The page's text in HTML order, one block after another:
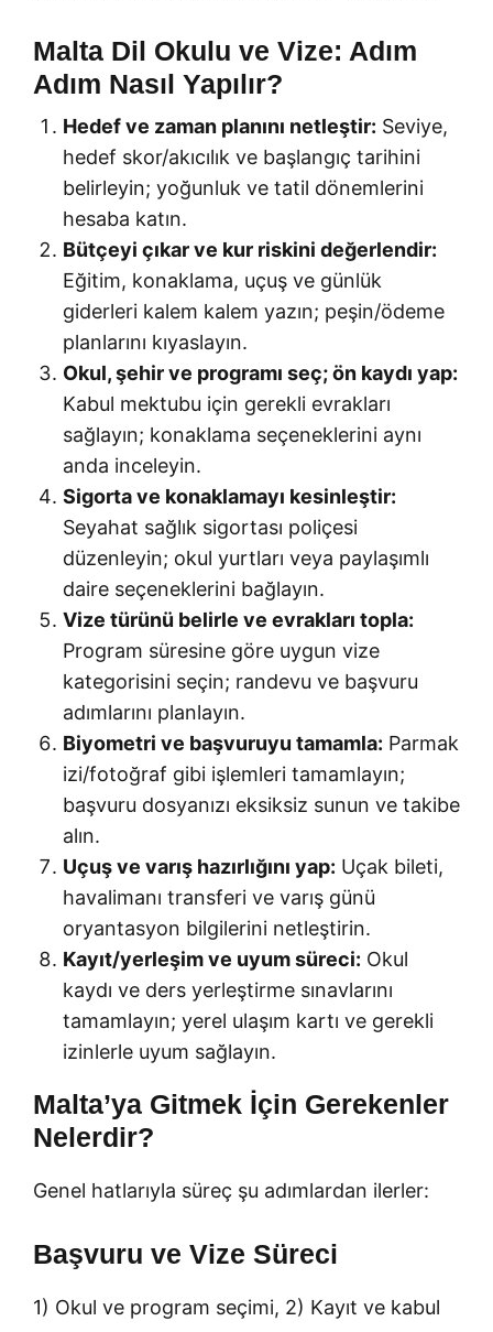
Malta Dil Okulu ve Vize: Adım
Adım Nasıl Yapılır?
Hedef ve zaman planını netleştir: Seviye,
hedef skor/akıcılık ve başlangıç tarihini
belirleyin; yoğunluk ve tatil dönemlerini
hesaba katın.
Bütçeyi çıkar ve kur riskini değerlendir:
Eğitim, konaklama, uçuş ve günlük
giderleri kalem kalem yazın; peşin/ödeme
planlarını kıyaslayın.
Okul, şehir ve programı seç; ön kaydı yap:
Kabul mektubu için gerekli evrakları
sağlayın; konaklama seçeneklerini aynı
anda inceleyin.
Sigorta ve konaklamayı kesinleştir:
Seyahat sağlık sigortası poliçesi
düzenleyin; okul yurtları veya paylaşımlı
daire seçeneklerini bağlayın.
Vize türünü belirle ve evrakları topla:
Program süresine göre uygun vize
kategorisini seçin; randevu ve başvuru
adımlarını planlayın.
Biyometri ve başvuruyu tamamla: Parmak
izi/fotoğraf gibi işlemleri tamamlayın;
başvuru dosyanızı eksiksiz sunun ve takibe
alın.
Uçuş ve varış hazırlığını yap: Uçak bileti,
havalimanı transferi ve varış günü
oryantasyon bilgilerini netleştirin.
Kayıt/yerleşim ve uyum süreci: Okul
kaydı ve ders yerleştirme sınavlarını
tamamlayın; yerel ulaşım kartı ve gerekli
izinlerle uyum sağlayın.
Malta’ya Gitmek İçin Gerekenler
Nelerdir?
Genel hatlarıyla süreç şu adımlardan ilerler:
Başvuru ve Vize Süreci
1) Okul ve program seçimi, 2) Kayıt ve kabul